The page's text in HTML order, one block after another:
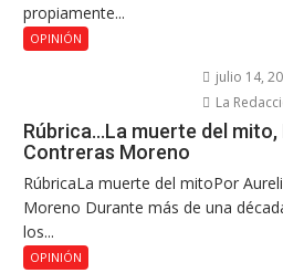
propiamente...
OPINIÓN
julio 14,
La
Rúbrica…La muerte del mito,
Contreras Moreno
RúbricaLa muerte del mitoPor
Moreno Durante más de una
los...
OPINIÓN